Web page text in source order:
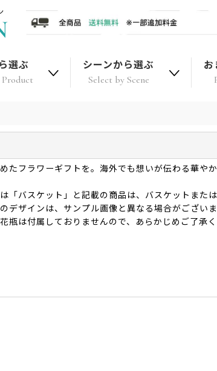
選ぶ シーンから選ぶ
Select by Scene
お
たフラワーギフトを。海外でも想いが伝わる華や
「バスケット」と記載の商品は、バスケットまた
ザインは、サンプル画像と異なる場合がございま
瓶は付属しておりませんので、あらかじめご了承く